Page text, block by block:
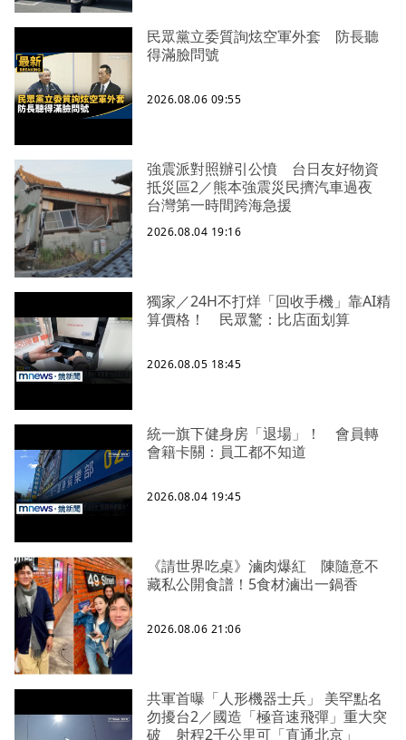
民眾黨立委質詢炫空軍外套 防長聽
得滿臉問號
2026.08.06 09:55
強震派對照辦引公憤 台日友好物資
抵災區2／熊本強震災民擠汽車過夜
台灣第一時間跨海急援
2026.08.04 19:16
獨家／24H不打烊「回收手機」靠AI精
算價格！ 民眾驚：比店面划算
2026.08.05 18:45
統一旗下健身房「退場」！ 會員轉
會籍卡關：員工都不知道
2026.08.04 19:45
《請世界吃桌》滷肉爆紅 陳隨意不
藏私公開食譜！5食材滷出一鍋香
2026.08.06 21:06
共軍首曝「人形機器士兵」 美罕點名
勿擾台2／國造「極音速飛彈」重大突
破 射程2千公里可「直通北京」